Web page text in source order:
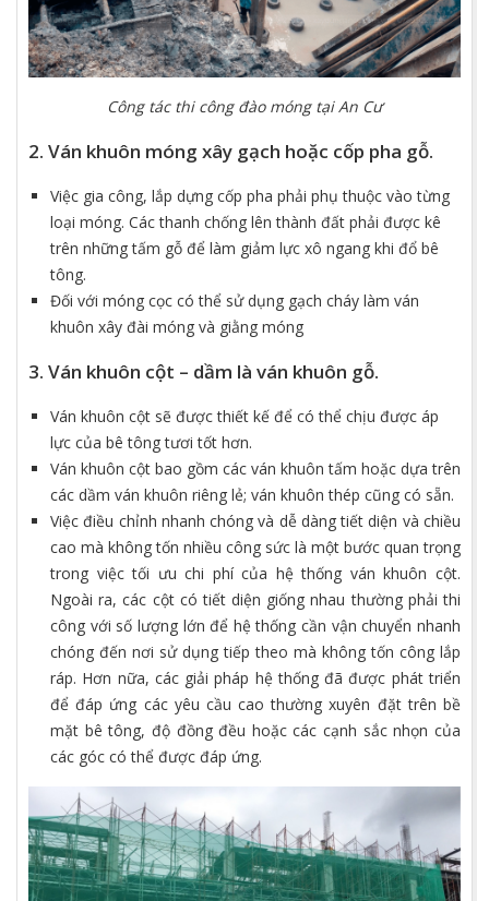
Công tác thi công đào móng tại An Cư
2. Ván khuôn móng xây gạch hoặc cốp pha gỗ.
Việc gia công, lắp dựng cốp pha phải phụ thuộc vào từng
loại móng. Các thanh chống lên thành đất phải được kê
trên những tấm gỗ để làm giảm lực xô ngang khi đổ bê
tông.
Đối với móng cọc có thể sử dụng gạch cháy làm ván
khuôn xây đài móng và giằng móng
3. Ván khuôn cột – dầm là ván khuôn gỗ.
Ván khuôn cột sẽ được thiết kế để có thể chịu được áp
lực của bê tông tươi tốt hơn.
Ván khuôn cột bao gồm các ván khuôn tấm hoặc dựa trên
các dầm ván khuôn riêng lẻ; ván khuôn thép cũng có sẵn.
Việc điều chỉnh nhanh chóng và dễ dàng tiết diện và chiều
cao mà không tốn nhiều công sức là một bước quan trọng
trong việc tối ưu chi phí của hệ thống ván khuôn cột.
Ngoài ra, các cột có tiết diện giống nhau thường phải thi
công với số lượng lớn để hệ thống cần vận chuyển nhanh
chóng đến nơi sử dụng tiếp theo mà không tốn công lắp
ráp. Hơn nữa, các giải pháp hệ thống đã được phát triển
để đáp ứng các yêu cầu cao thường xuyên đặt trên bề
mặt bê tông, độ đồng đều hoặc các cạnh sắc nhọn của
các góc có thể được đáp ứng.